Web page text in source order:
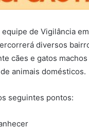
de Vigilância
diversos
cães e gatos
animais domésticos.
seguintes pontos: